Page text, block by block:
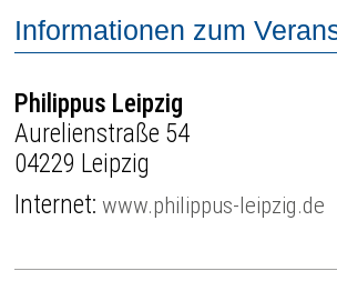
Informationen zum
Philippus Leipzig
Aurelienstraße 54
04229 Leipzig
Internet:www.philippus-leipzig.de